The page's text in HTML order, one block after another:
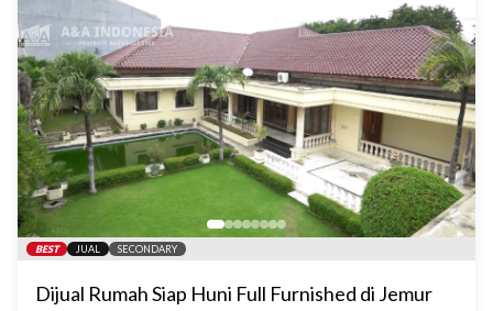
BEST JUAL SECONDARY
Dijual Rumah Siap Huni Full Furnished di Jemur